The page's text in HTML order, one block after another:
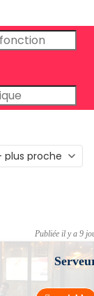
Publiée il y a 9